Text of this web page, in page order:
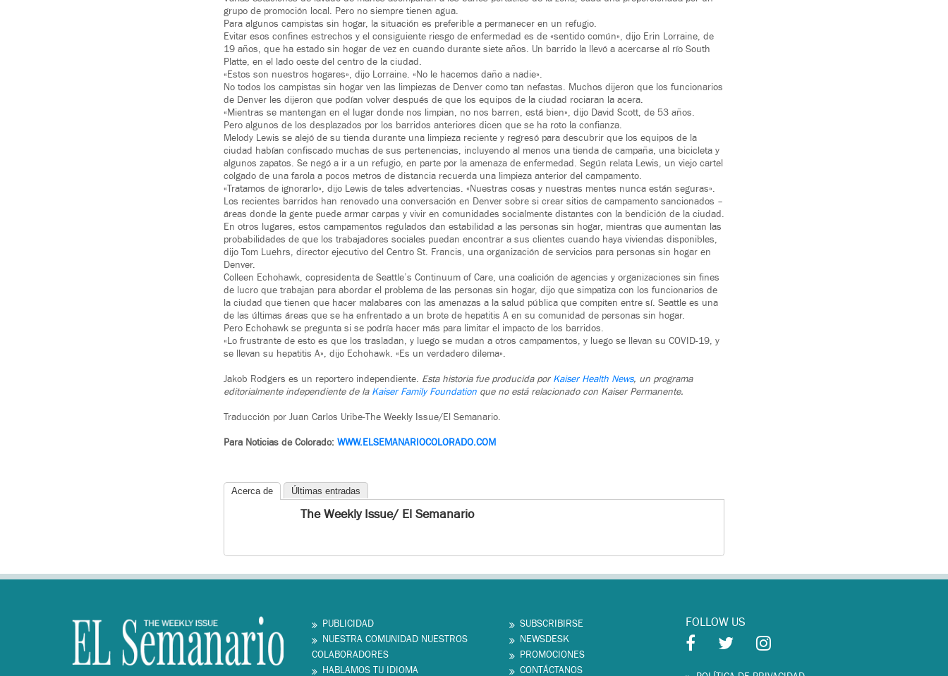
grupo de promoción local. Pero no siempre tienen agua.
Para algunos campistas sin hogar, la situación es preferible a permanecer en un refugio.
Evitar esos confines estrechos y el consiguiente riesgo de enfermedad es de «sentido común», dijo Erin Lorraine, de
19 años, que ha estado sin hogar de vez en cuando durante siete años. Un barrido la llevó a acercarse al río South
Platte, en el lado oeste del centro de la ciudad.
«Estos son nuestros hogares», dijo Lorraine. «No le hacemos daño a nadie».
No todos los campistas sin hogar ven las limpiezas de Denver como tan nefastas. Muchos dijeron que los funcionarios
de Denver les dijeron que podían volver después de que los equipos de la ciudad rociaran la acera.
«Mientras se mantengan en el lugar donde nos limpian, no nos barren, está bien», dijo David Scott, de 53 años.
Pero algunos de los desplazados por los barridos anteriores dicen que se ha roto la confianza.
Melody Lewis se alejó de su tienda durante una limpieza reciente y regresó para descubrir que los equipos de la
ciudad habían confiscado muchas de sus pertenencias, incluyendo al menos una tienda de campaña, una bicicleta y
algunos zapatos. Se negó a ir a un refugio, en parte por la amenaza de enfermedad. Según relata Lewis, un viejo cartel
colgado de una farola a pocos metros de distancia recuerda una limpieza anterior del campamento.
«Tratamos de ignorarlo», dijo Lewis de tales advertencias. «Nuestras cosas y nuestras mentes nunca están seguras».
Los recientes barridos han renovado una conversación en Denver sobre si crear sitios de campamento sancionados –
áreas donde la gente puede armar carpas y vivir en comunidades socialmente distantes con la bendición de la ciudad.
En otros lugares, estos campamentos regulados dan estabilidad a las personas sin hogar, mientras que aumentan las
probabilidades de que los trabajadores sociales puedan encontrar a sus clientes cuando haya viviendas disponibles,
dijo Tom Luehrs, director ejecutivo del Centro St. Francis, una organización de servicios para personas sin hogar en
Denver.
Colleen Echohawk, copresidenta de Seattle’s Continuum of Care, una coalición de agencias y organizaciones sin fines
de lucro que trabajan para abordar el problema de las personas sin hogar, dijo que simpatiza con los funcionarios de
la ciudad que tienen que hacer malabares con las amenazas a la salud pública que compiten entre sí. Seattle es una
de las últimas áreas que se ha enfrentado a un brote de hepatitis A en su comunidad de personas sin hogar.
Pero Echohawk se pregunta si se podría hacer más para limitar el impacto de los barridos.
«Lo frustrante de esto es que los trasladan, y luego se mudan a otros campamentos, y luego se llevan su COVID-19, y
se llevan su hepatitis A», dijo Echohawk. «Es un verdadero dilema».
Jakob Rodgers es un reportero independiente. Esta historia fue producida por Kaiser Health News, un programa
editorialmente independiente de la Kaiser Family Foundation que no está relacionado con Kaiser Permanente.
Traducción por Juan Carlos Uribe-The Weekly Issue/El Semanario.
Para Noticias de Colorado: WWW.ELSEMANARIOCOLORADO.COM
Acerca de Últimas entradas
The Weekly Issue/ El Semanario
PUBLICIDAD
NUESTRA COMUNIDAD NUESTROS
COLABORADORES
HABLAMOS TU IDIOMA
SUBSCRIBIRSE
NEWSDESK
PROMOCIONES
CONTÁCTANOS
FOLLOW US